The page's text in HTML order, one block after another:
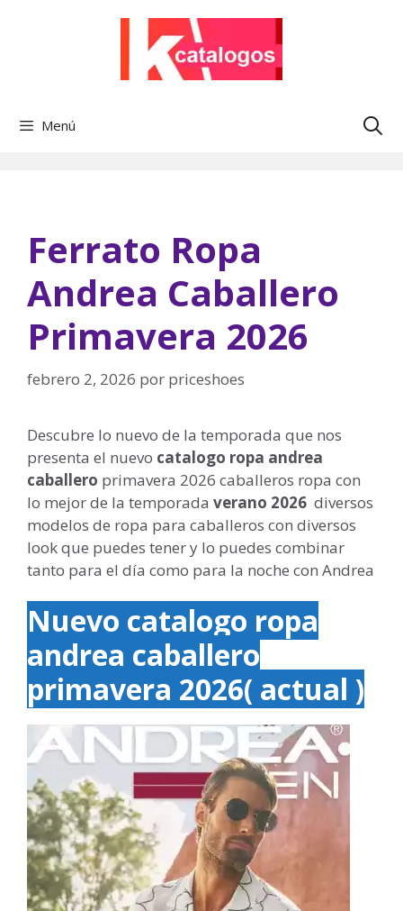
Menú
Ferrato Ropa
Andrea Caballero
Primavera 2026
febrero 2, 2026 por priceshoes
Descubre lo nuevo de la temporada que nos
presenta el nuevo catalogo ropa andrea
caballero primavera 2026 caballeros ropa con
lo mejor de la temporada verano 2026 diversos
modelos de ropa para caballeros con diversos
look que puedes tener y lo puedes combinar
tanto para el día como para la noche con Andrea
Nuevo catalogo ropa
andrea caballero
primavera 2026( actual )